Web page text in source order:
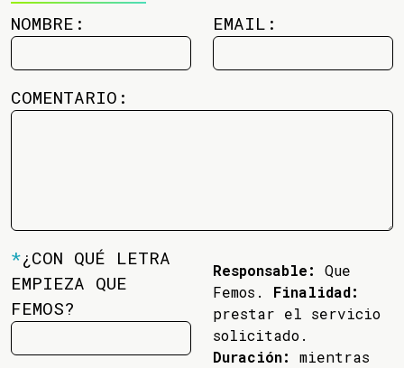
NOMBRE: EMAIL:
COMENTARIO:
*¿CON QUÉ LETRA
EMPIEZA QUE
FEMOS?
Responsable:
Que
Femos. Finalidad:
prestar el servicio
solicitado.
Duración:
mientras